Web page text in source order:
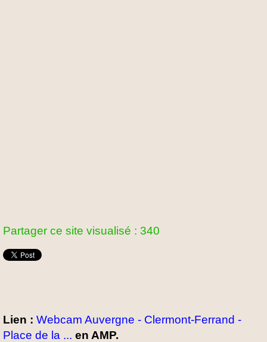
Partager ce site visualisé : 340
Lien : Webcam Auvergne - Clermont-Ferrand -
Place de la ... en AMP.